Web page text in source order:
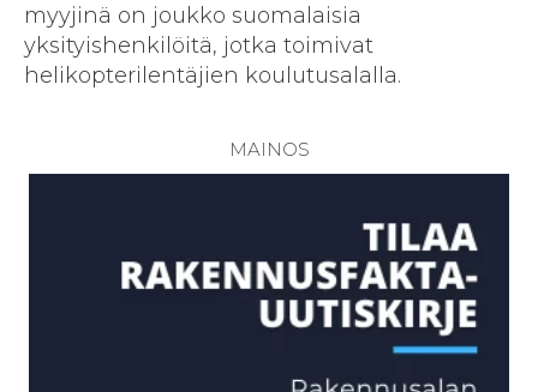
myyjinä on joukko suomalaisia
yksityishenkilöitä, jotka toimivat
helikopterilentäjien koulutusalalla.